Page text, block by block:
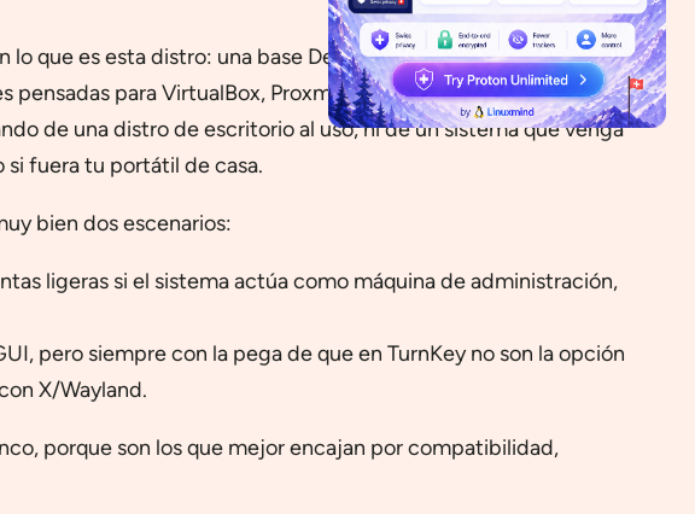
lo que es esta distro: una base Debian muy orientada a
para VirtualBox, Proxmox, VMware o bare metal, y una
de una distro de escritorio al uso, ni de un sistema que venga
si fuera tu portátil de casa.
bien dos escenarios:
ligeras si el sistema actúa como máquina de administración,
pero siempre con la pega de que en TurnKey no son la opción
X/Wayland.
porque son los que mejor encajan por compatibilidad,